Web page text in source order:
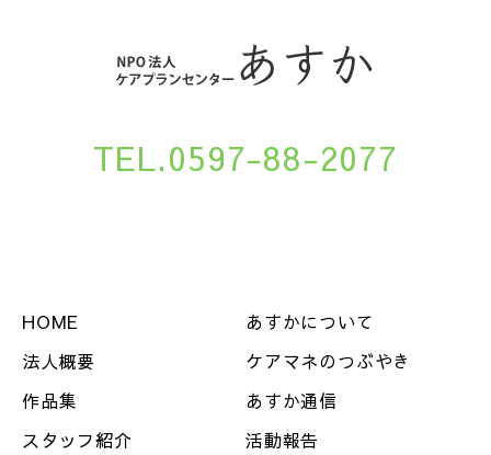
TEL.0597-88-2077
HOME
あすかについて
法人概要
ケアマネのつぶやき
作品集
あすか通信
スタッフ紹介
活動報告